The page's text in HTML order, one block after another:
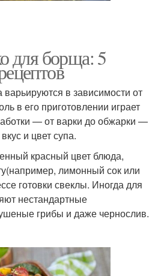
для борща: 5
в зависимости от
в его приготовлении играет
— от варки до обжарки —
и цвет супа.
красный цвет блюда,
лимонный сок или
готовки свеклы. Иногда для
нестандартные
грибы и даже чернослив.